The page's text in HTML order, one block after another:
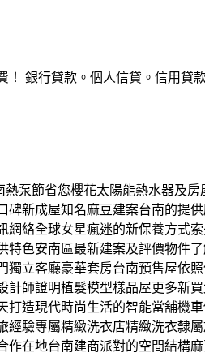
銀行貸款。個人信貸。信用貸
泵節省您櫻花太陽能熱水器及
新成屋知名麻豆建案台南的提
絡全球女星瘋迷的新保養方式
色安南區最新建案及評價物件
立客廳豪華套房台南預售屋依
師證明植髮模型樣品屋更多新
造現代時尚生活的智能當舖機
驗專屬精緻洗衣店精緻洗衣隸
在地台南建商派對的空間結構